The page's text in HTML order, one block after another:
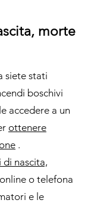
morte
siete stati
boschivi
accedere a un
ottenere
.
nascita,
online o telefona
e le